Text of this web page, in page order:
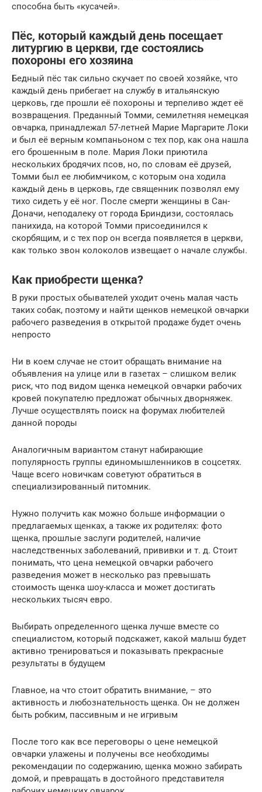
способна быть «кусачей».
Пёс, который каждый день посещает
литургию в церкви, где состоялись
похороны его хозяина
Бедный пёс так сильно скучает по своей хозяйке, что
каждый день прибегает на службу в итальянскую
церковь, где прошли её похороны и терпеливо ждет её
возвращения. Преданный Томми, семилетняя немецкая
овчарка, принадлежал 57-летней Марие Маргарите Локи
и был её верным компаньоном с тех пор, как она нашла
его брошенным в поле. Мария Локи приютила
нескольких бродячих псов, но, по словам её друзей,
Томми был ее любимчиком, с которым она ходила
каждый день в церковь, где священник позволял ему
тихо сидеть у её ног. После смерти женщины в Сан-
Доначи, неподалеку от города Бриндизи, состоялась
панихида, на которой Томми присоединился к
скорбящим, и с тех пор он всегда появляется в церкви,
как только звон колоколов извещает о начале службы.
Как приобрести щенка?
В руки простых обывателей уходит очень малая часть
таких собак, поэтому и найти щенков немецкой овчарки
рабочего разведения в открытой продаже будет очень
непросто
Ни в коем случае не стоит обращать внимание на
объявления на улице или в газетах – слишком велик
риск, что под видом щенка немецкой овчарки рабочих
кровей покупателю предложат обычных дворняжек.
Лучше осуществлять поиск на форумах любителей
данной породы
Аналогичным вариантом станут набирающие
популярность группы единомышленников в соцсетях.
Чаще всего новичкам советуют обратиться в
специализированный питомник.
Нужно получить как можно больше информации о
предлагаемых щенках, а также их родителях: фото
щенка, прошлые заслуги родителей, наличие
наследственных заболеваний, прививки и т. д. Стоит
понимать, что цена немецкой овчарки рабочего
разведения может в несколько раз превышать
стоимость щенка шоу-класса и может достигать
нескольких тысяч евро.
Выбирать определенного щенка лучше вместе со
специалистом, который подскажет, какой малыш будет
активно тренироваться и показывать прекрасные
результаты в будущем
Главное, на что стоит обратить внимание, – это
активность и любознательность щенка. Он не должен
быть робким, пассивным и не игривым
После того как все переговоры о цене немецкой
овчарки улажены и получены все необходимы
рекомендации по содержанию, щенка можно забирать
домой, и превращать в достойного представителя